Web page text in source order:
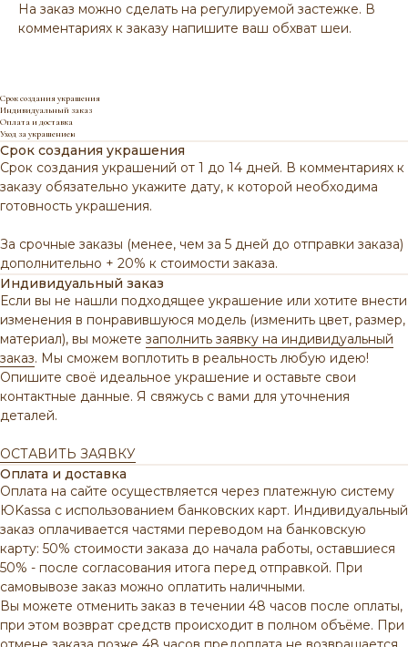
На заказ можно сделать на регулируемой застежке. В
комментариях к заказу напишите ваш обхват шеи.
Срок создания украшения
Индивидуальный заказ
Оплата и доставка
Уход за украшением
Срок создания украшения
Срок создания украшений от 1 до 14 дней. В комментариях к
заказу обязательно укажите дату, к которой необходима
готовность украшения.
За срочные заказы (менее, чем за 5 дней до отправки заказа)
дополнительно + 20% к стоимости заказа.
Индивидуальный заказ
Если вы не нашли подходящее украшение или хотите внести
изменения в понравившуюся модель (изменить цвет, размер,
материал), вы можете заполнить заявку на индивидуальный
заказ. Мы сможем воплотить в реальность любую идею!
Опишите своё идеальное украшение и оставьте свои
контактные данные. Я свяжусь с вами для уточнения
деталей.
ОСТАВИТЬ ЗАЯВКУ
Оплата и доставка
Оплата на сайте осуществляется через платежную систему
ЮKassa с использованием банковских карт. Индивидуальный
заказ оплачивается частями переводом на банковскую
карту: 50% стоимости заказа до начала работы, оставшиеся
50% - после согласования итога перед отправкой. При
самовывозе заказ можно оплатить наличными.
Вы можете отменить заказ в течении 48 часов после оплаты,
при этом возврат средств происходит в полном объёме. При